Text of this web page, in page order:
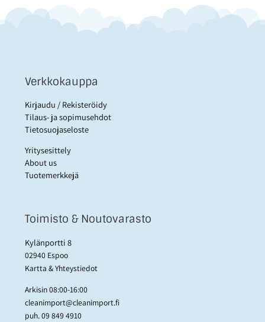
Verkkokauppa
Kirjaudu / Rekisteröidy
Tilaus- ja sopimusehdot
Tietosuojaseloste
Yritysesittely
About us
Tuotemerkkejä
Toimisto & Noutovarasto
Kylänportti 8
02940 Espoo
Kartta & Yhteystiedot
Arkisin 08:00-16:00
cleanimport@cleanimport.fi
puh.09 849 4910